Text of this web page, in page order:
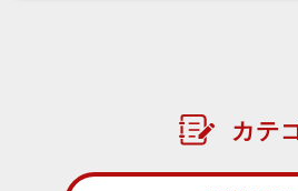
カテ